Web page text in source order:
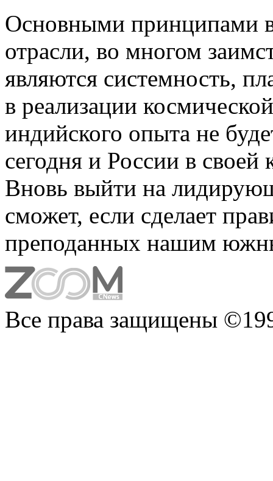
Основными принципами
отрасли, во многом
являются системность,
в реализации
индийского опыта не
сегодня и России в своей
Вновь выйти на
сможет, если сделает
преподанных нашим
Все права защищены